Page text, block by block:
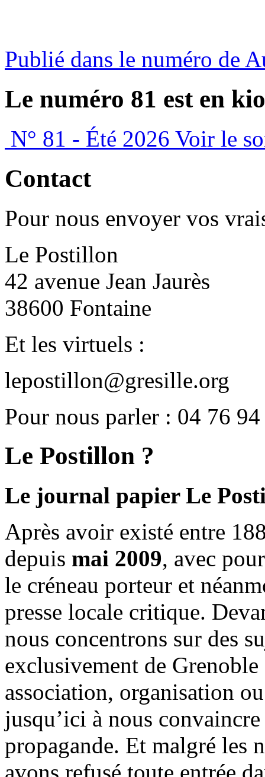
Publié dans le numéro de
Le numéro 81 est en
N° 81 - Été 2026 Voir le
Contact
Pour nous envoyer vos
Le Postillon
42 avenue Jean Jaurès
38600 Fontaine
Et les virtuels :
lepostillon@gresille.org
Pour nous parler : 04 76
Le Postillon ?
Le journal papier Le
Après avoir existé entre
depuis mai 2009, avec
le créneau porteur et
presse locale critique.
nous concentrons sur des
exclusivement de
association, organisation
jusqu’ici à nous
propagande. Et malgré les